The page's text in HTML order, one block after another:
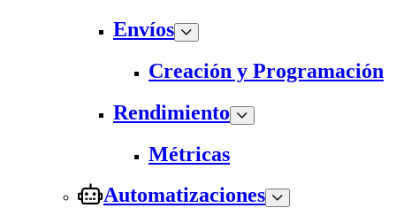
Envíos
Creación y Programación
Rendimiento
Métricas
Automatizaciones